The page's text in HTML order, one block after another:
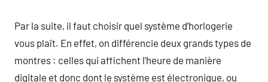
Par la suite, il faut choisir quel système d’horlogerie
vous plaît. En effet, on différencie deux grands types de
montres : celles qui affichent l’heure de manière
digitale et donc dont le système est électronique, ou